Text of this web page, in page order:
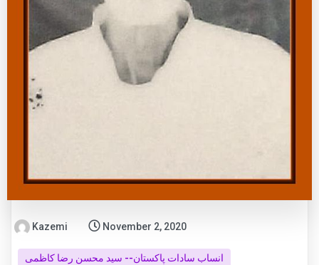
Kazemi November 2, 2020
انساب سادات پاکستان-- سید محسن رضا کاظمی